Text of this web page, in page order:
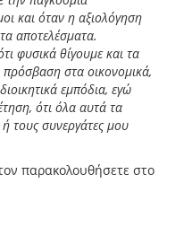
και όταν η αξιολόγηση
αποτελέσματα.
φυσικά θίγουμε και τα
στα οικονομικά,
εμπόδια, εγώ
ότι όλα αυτά τα
τους συνεργάτες μου
παρακολουθήσετε στο